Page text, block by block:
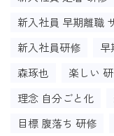
新入社員 早期離職
新入社員研修
早
森琢也
楽しい
理念 自分ごと化
目標 腹落ち 研修